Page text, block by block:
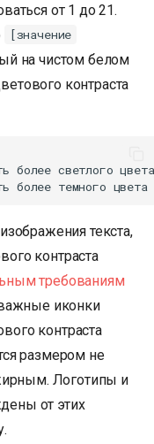
от 1 до 21.
[значение
на чистом белом
контраста
более светлого цвета
L2 — это относительная яркость более темного цвета
текста,
контраста
требованиям
иконки
контраста
размером не
Логотипы и
от этих